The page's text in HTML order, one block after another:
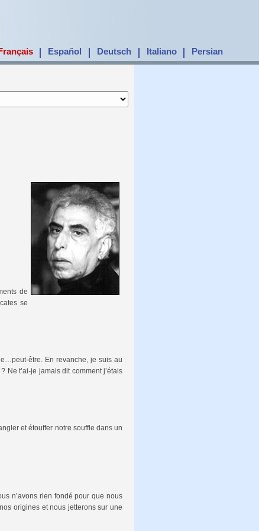
Français Español Deutsch Italiano Persian
de
se
être. En revanche, je suis au
Ne t’ai-je jamais dit comment j’étais
et étouffer notre souffle dans un
n’avons rien fondé pour que nous
origines et nous jetterons sur une